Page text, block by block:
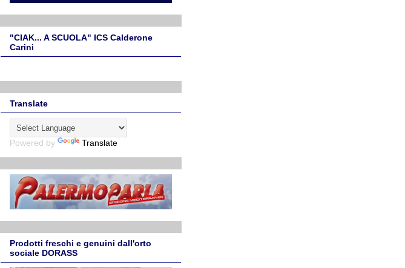
"CIAK... A SCUOLA" ICS Calderone
Carini
Translate
Powered by Translate
Prodotti freschi e genuini dall'orto
sociale DORASS